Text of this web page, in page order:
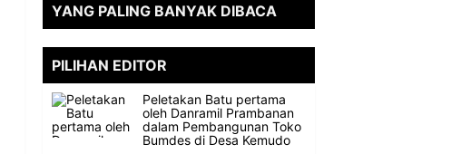
YANG PALING BANYAK DIBACA
PILIHAN EDITOR
Peletakan Batu pertama
oleh Danramil Prambanan
dalam Pembangunan Toko
Bumdes di Desa Kemudo